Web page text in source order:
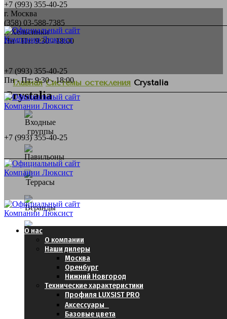
+7 (993) 355-40-25
г. Москва
(358) 03-588-7385
г. Хельсинки
Пн - Пт: 9:30 - 18:00
+7 (993) 355-40-25
Пн - Пт: 9:30 - 18:00
+7 (993) 355-40-25
О нас
О компании
Наши дилеры
Москва
Оренбург
Нижний Новгород
Технические характеристики
Профиля LUXSIST PRO
Аксессуары
Базовые цвета
Главная Системы остекления Crystalia
Crystalia